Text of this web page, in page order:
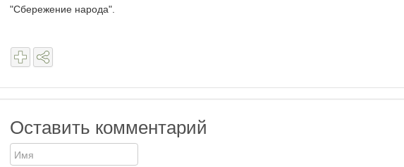
"Сбережение народа".
Оставить комментарий